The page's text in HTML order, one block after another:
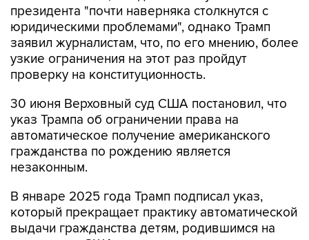
президента "почти наверняка столкнутся с
юридическими проблемами", однако Трамп
заявил журналистам, что, по его мнению, более
узкие ограничения на этот раз пройдут
проверку на конституционность.
30 июня Верховный суд США постановил, что
указ Трампа об ограничении права на
автоматическое получение американского
гражданства по рождению является
незаконным.
В январе 2025 года Трамп подписал указ,
который прекращает практику автоматической
выдачи гражданства детям, родившимся на